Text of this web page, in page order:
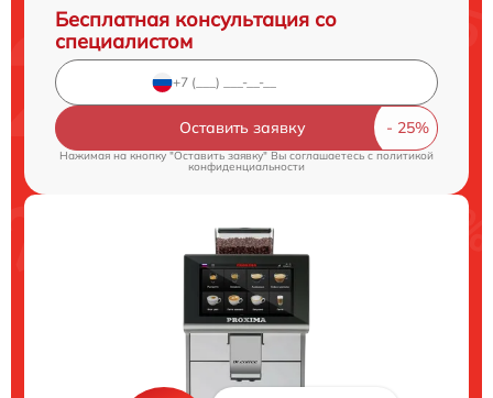
Бесплатная консультация со
специалистом
Оставить заявку
Нажимая на кнопку "Оставить заявку" Вы соглашаетесь cполитикой
конфиденциальности